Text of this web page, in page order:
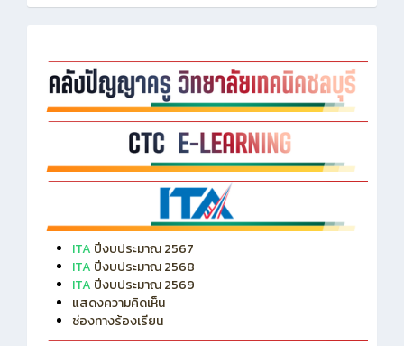
ITA ปีงบประมาณ 2567
ITA ปีงบประมาณ 2568
ITA ปีงบประมาณ 2569
แสดงความคิดเห็น
ช่องทางร้องเรียน